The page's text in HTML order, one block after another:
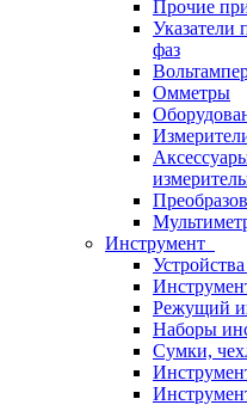
Прочие
Указатели
фаз
Омметры
Инструмент
Режущий
Наборы
Сумки,